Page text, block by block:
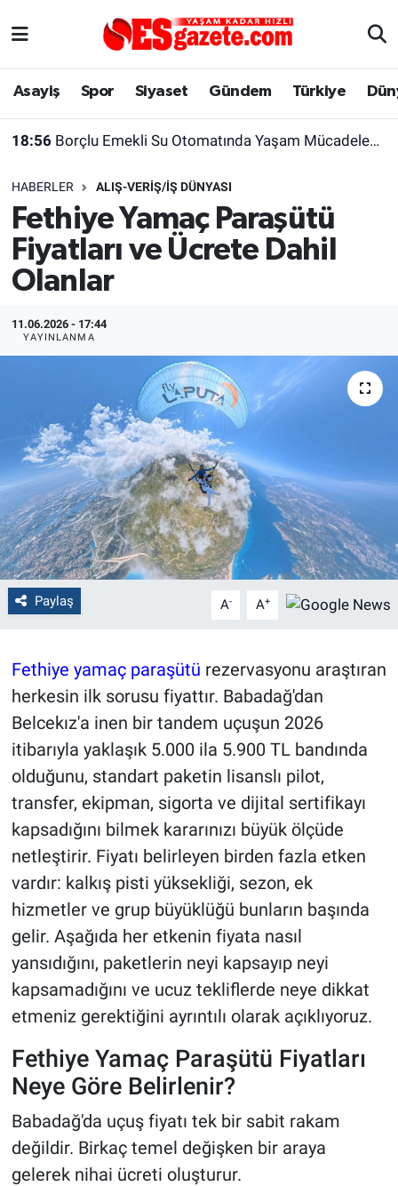
Asayiş Spor Siyaset Gündem Türkiye
18:08 Feci kazada can veren kadının cenazesi sıkıştığı araçtan güçlükle çıkarıldı
HABERLER ALIŞ-VERIŞ/İŞ DÜNYASI
Fethiye Yamaç Paraşütü
Fiyatları ve Ücrete Dahil
Olanlar
11.06.2026 - 17:44
YAYINLANMA
Paylaş A- A+
Fethiye yamaç paraşütü rezervasyonu araştıran
herkesin ilk sorusu fiyattır. Babadağ'dan
Belcekız'a inen bir tandem uçuşun 2026
itibarıyla yaklaşık 5.000 ila 5.900 TL bandında
olduğunu, standart paketin lisanslı pilot,
transfer, ekipman, sigorta ve dijital sertifikayı
kapsadığını bilmek kararınızı büyük ölçüde
netleştirir. Fiyatı belirleyen birden fazla etken
vardır: kalkış pisti yüksekliği, sezon, ek
hizmetler ve grup büyüklüğü bunların başında
gelir. Aşağıda her etkenin fiyata nasıl
yansıdığını, paketlerin neyi kapsayıp neyi
kapsamadığını ve ucuz tekliflerde neye dikkat
etmeniz gerektiğini ayrıntılı olarak açıklıyoruz.
Fethiye Yamaç Paraşütü Fiyatları
Neye Göre Belirlenir?
Babadağ'da uçuş fiyatı tek bir sabit rakam
değildir. Birkaç temel değişken bir araya
gelerek nihai ücreti oluşturur.
Asayiş
Gündem
Türkiye
Dünya
Sağlık
Alış-Veriş/İş dünyası
Yaşam
Eskişehirspor Arşivi
Eskişehir Arşivi
Röportaj
Ekonomi
Politika
Bilecik
Kütahya
Gezi
Genel
Yerel
Magazin
Bilim ve Teknoloji
Eskişehir Nöbetçi Eczaneler
Süper Lig Puan Durumu ve Fikstür
Tüm Manşetler
Son Dakika Haberleri
Haber Arşivi